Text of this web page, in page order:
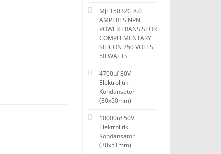
MJE15032G 8.0
AMPERES NPN
POWER TRANSISTOR
COMPLEMENTARY
SILICON 250 VOLTS,
50 WATTS
4700uf 80V
Elektrolitik
Kondansatör
(30x50mm)
10000uf 50V
Elektrolitik
Kondansatör
(30x51mm)